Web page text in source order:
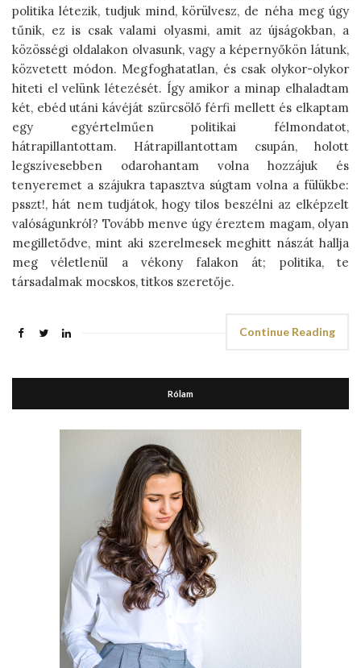
politika létezik, tudjuk mind, körülvesz, de néha meg úgy
tűnik, ez is csak valami olyasmi, amit az újságokban, a
közösségi oldalakon olvasunk, vagy a képernyőkön látunk,
közvetett módon. Megfoghatatlan, és csak olykor-olykor
hiteti el velünk létezését. Így amikor a minap elhaladtam
két, ebéd utáni kávéját szürcsölő férfi mellett és elkaptam
egy egyértelműen politikai félmondatot,
hátrapillantottam. Hátrapillantottam csupán, holott
legszívesebben odarohantam volna hozzájuk és
tenyeremet a szájukra tapasztva súgtam volna a fülükbe:
psszt!, hát nem tudjátok, hogy tilos beszélni az elképzelt
valóságunkról? Tovább menve úgy éreztem magam, olyan
megilletődve, mint aki szerelmesek meghitt nászát hallja
meg véletlenül a vékony falakon át; politika, te
társadalmak mocskos, titkos szeretője.
Continue Reading
Rólam